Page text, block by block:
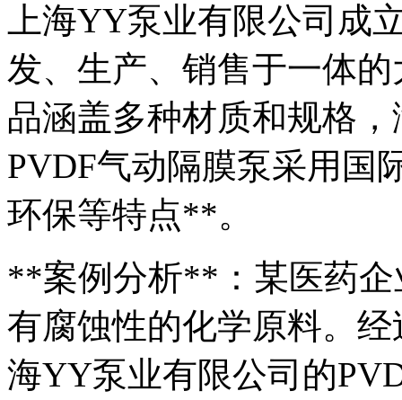
上海YY泵业有限公司成
发、生产、销售于一体
品涵盖多种材质和规格
PVDF气动隔膜泵采用国
环保等特点**。
**案例分析**：某医药企
有腐蚀性的化学原料。
海YY泵业有限公司的